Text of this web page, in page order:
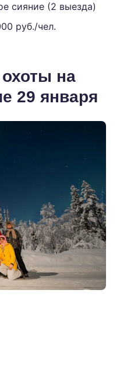
сияние (2 выезда)
руб./чел.
на
29 января